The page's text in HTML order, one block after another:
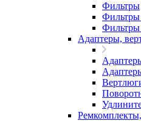
Фильтры
Фильтры
Фильтры
Адаптеры,
Ремкомплекты,